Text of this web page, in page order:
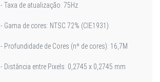
- Taxa de atualização: 75Hz
- Gama de cores: NTSC 72% (CIE1931)
- Profundidade de Cores (nº de cores): 16,7M
- Distância entre Pixels: 0,2745 x 0,2745 mm